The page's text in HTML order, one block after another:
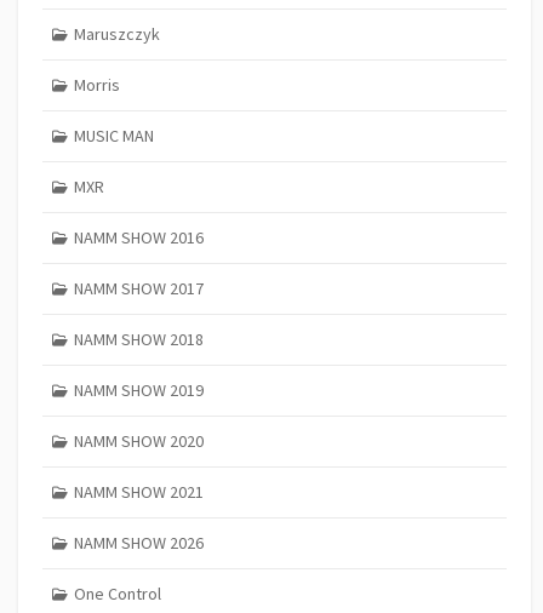
Maruszczyk
Morris
MUSIC MAN
MXR
NAMM SHOW 2016
NAMM SHOW 2017
NAMM SHOW 2018
NAMM SHOW 2019
NAMM SHOW 2020
NAMM SHOW 2021
NAMM SHOW 2026
One Control